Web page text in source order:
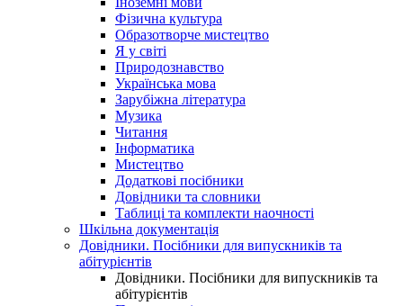
Фізична культура
Образотворче мистецтво
Я у світі
Природознавство
Українська мова
Зарубіжна література
Музика
Читання
Інформатика
Мистецтво
Додаткові посібники
Довідники та словники
Таблиці та комплекти наочності
Шкільна документація
Довідники. Посібники для випускників та
абітурієнтів
Довідники. Посібники для випускників та
абітурієнтів